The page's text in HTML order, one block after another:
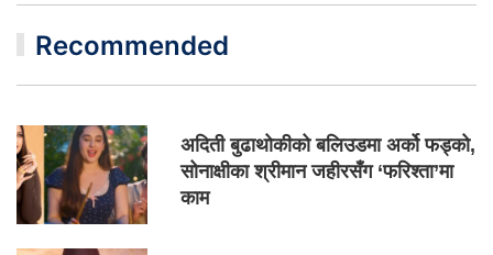
Recommended
अदिती बुढाथोकीको बलिउडमा अर्को फड्को,
सोनाक्षीका श्रीमान जहीरसँग ‘फरिश्ता’मा
काम